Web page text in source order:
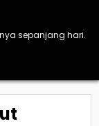
sepanjang hari.